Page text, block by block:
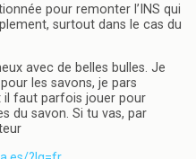
pour remonter l’INS qui
surtout dans le cas du
avec de belles bulles. Je
les savons, je pars
il faut parfois jouer pour
du savon. Si tu vas, par